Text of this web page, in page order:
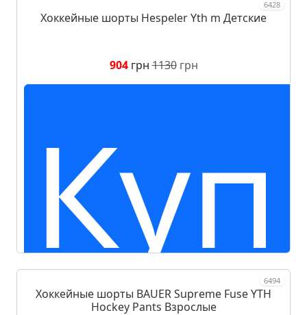
6428
Хоккейные шорты Hespeler Yth m Детские
904грн1130грн
6494
Хоккейные шорты BAUER Supreme Fuse YTH
Hockey Pants Взрослые